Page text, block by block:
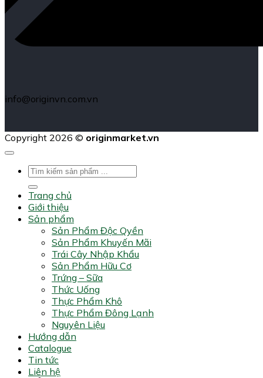
info@originvn.com.vn
Copyright 2026 © originmarket.vn
Tìm
kiếm:
Trang chủ
Giới thiệu
Sản phẩm
Sản Phẩm Độc Qyền
Sản Phẩm Khuyến Mãi
Trái Cây Nhập Khẩu
Sản Phẩm Hữu Cơ
Trứng – Sữa
Thức Uống
Thực Phẩm Khô
Thực Phẩm Đông Lạnh
Nguyên Liệu
Hướng dẫn
Catalogue
Tin tức
Liên hệ